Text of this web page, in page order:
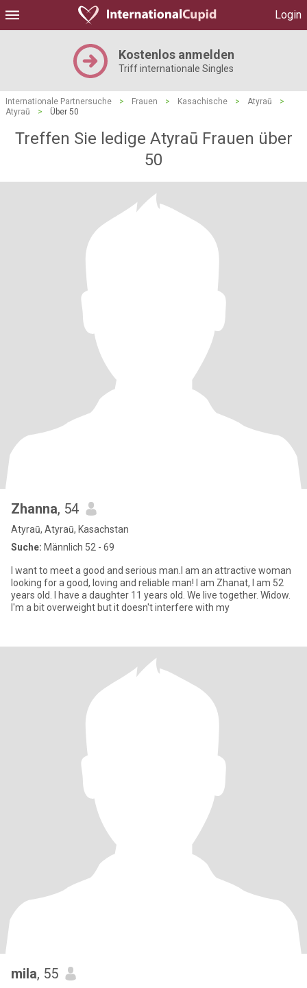
Login
Kostenlos anmelden
Triff internationale Singles
Internationale Partnersuche > Frauen > Kasachische > Atyraū
>
Atyraū
> Über 50
Treffen Sie ledige Atyraū Frauen über
50
Zhanna, 54
Atyraū, Atyraū, Kasachstan
Suche: Männlich 52 - 69
I want to meet a good and serious man.I am an attractive woman
looking for a good, loving and reliable man! I am Zhanat, I am 52
years old. I have a daughter 11 years old. We live together. Widow.
I'm a bit overweight but it doesn't interfere with my
mila, 55